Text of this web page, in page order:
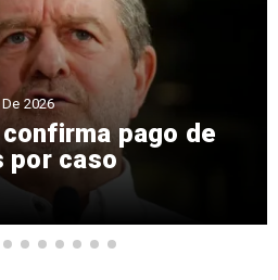
pago de
por caso
2026